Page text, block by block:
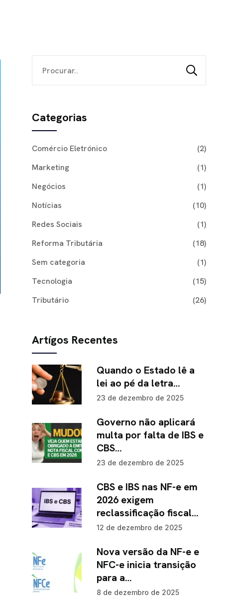
Categorias
Comércio Eletrónico
(2)
Marketing
(1)
Negócios
(1)
Notícias
(10)
Redes Sociais
(1)
Reforma Tributária
(18)
Sem categoria
(1)
Tecnologia
(15)
Tributário
(26)
Artígos Recentes
Quando o Estado lê a
lei ao pé da letra…
23 de dezembro de 2025
Governo não aplicará
multa por falta de IBS e
CBS…
23 de dezembro de 2025
CBS e IBS nas NF-e em
2026 exigem
reclassificação fiscal…
12 de dezembro de 2025
Nova versão da NF-e e
NFC-e inicia transição
para a…
8 de dezembro de 2025